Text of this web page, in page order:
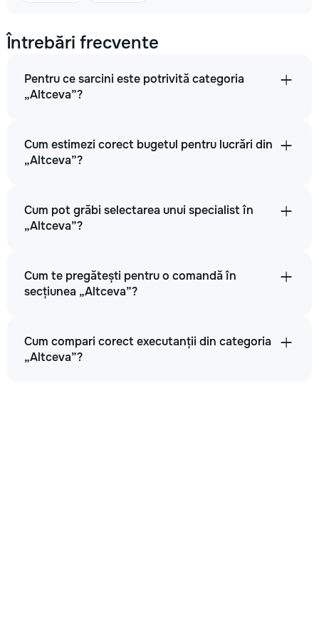
Întrebări frecvente
Pentru ce sarcini este potrivită categoria
„Altceva”?
Cum estimezi corect bugetul pentru lucrări din
„Altceva”?
Cum pot grăbi selectarea unui specialist în
„Altceva”?
Cum te pregătești pentru o comandă în
secțiunea „Altceva”?
Cum compari corect executanții din categoria
„Altceva”?